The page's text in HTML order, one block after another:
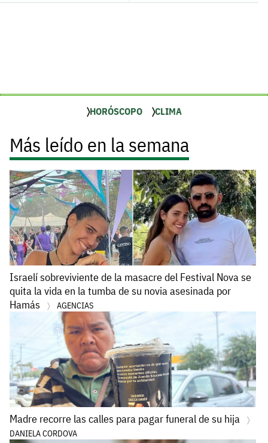
HORÓSCOPO CLIMA
Más leído en la semana
Israelí sobreviviente de la masacre del Festival Nova se
quita la vida en la tumba de su novia asesinada por
Hamás
AGENCIAS
Madre recorre las calles para pagar funeral de su hija
DANIELA CORDOVA